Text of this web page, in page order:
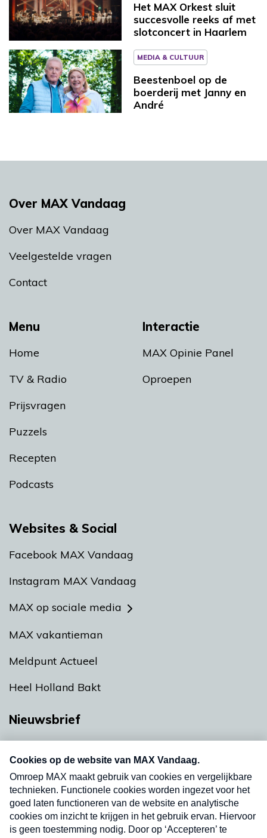
Het MAX Orkest sluit
succesvolle reeks af met
slotconcert in Haarlem
MEDIA & CULTUUR
Beestenboel op de
boerderij met Janny en
André
Menu
Home
TV & Radio
Prijsvragen
Puzzels
Recepten
Podcasts
Interactie
MAX Opinie Panel
Oproepen
Over MAX Vandaag
Over MAX Vandaag
Veelgestelde vragen
Contact
Websites & Social
Facebook MAX Vandaag
Instagram MAX Vandaag
MAX op sociale media
MAX vakantieman
Meldpunt Actueel
Heel Holland Bakt
Nieuwsbrief
nieuwsbrief. Elke vrijdag- en dinsdagochtend in
uw mailbox.
Verzend